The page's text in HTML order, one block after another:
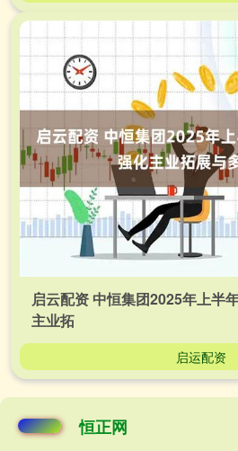
启云配资 中恒集团2025年上半
主业拓
启运配资
恒正网